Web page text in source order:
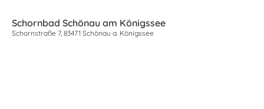
Schornbad Schönau am Königssee
Schornstraße 7, 83471 Schönau a. Königssee